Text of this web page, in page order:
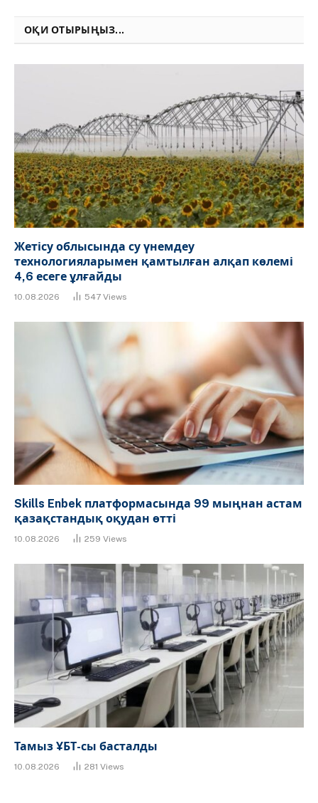
ОҚИ ОТЫРЫҢЫЗ...
Жетісу облысында су үнемдеу
технологияларымен қамтылған алқап көлемі
4,6 есеге ұлғайды
10.08.2026 547 Views
Skills Enbek платформасында 99 мыңнан астам
қазақстандық оқудан өтті
10.08.2026 259 Views
Тамыз ҰБТ-сы басталды
10.08.2026 281 Views